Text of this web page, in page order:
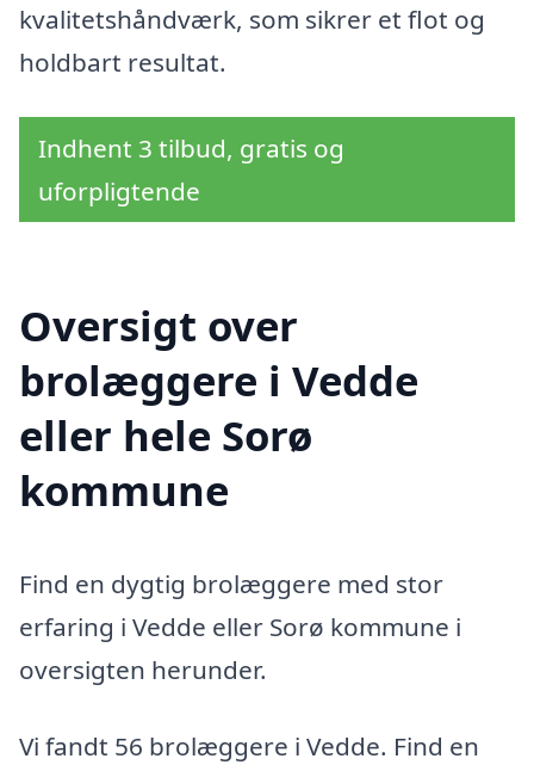
kvalitetshåndværk, som sikrer et flot og
holdbart resultat.
Indhent 3 tilbud, gratis og
uforpligtende
Oversigt over
brolæggere i Vedde
eller hele Sorø
kommune
Find en dygtig brolæggere med stor
erfaring i Vedde eller Sorø kommune i
oversigten herunder.
Vi fandt 56 brolæggere i Vedde. Find en